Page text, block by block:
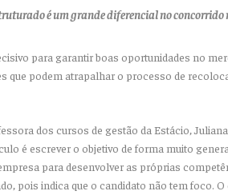
é um grande diferencial no
para garantir boas oportunidades no
que podem atrapalhar o processo de
dos cursos de gestão da Estácio,
é escrever o objetivo de forma muito
para desenvolver as próprias
pois indica que o candidato não tem foco.